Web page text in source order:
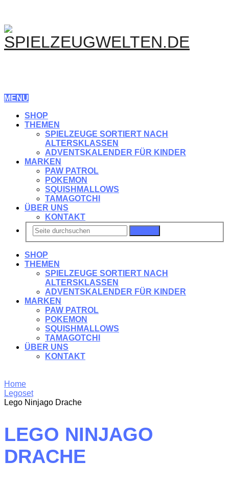
MENU
SHOP
THEMEN
SPIELZEUGE SORTIERT NACH
ALTERSKLASSEN
ADVENTSKALENDER FÜR KINDER
MARKEN
PAW PATROL
POKEMON
SQUISHMALLOWS
TAMAGOTCHI
ÜBER UNS
KONTAKT
SHOP
THEMEN
SPIELZEUGE SORTIERT NACH
ALTERSKLASSEN
ADVENTSKALENDER FÜR KINDER
MARKEN
PAW PATROL
POKEMON
SQUISHMALLOWS
TAMAGOTCHI
ÜBER UNS
KONTAKT
Home
Legoset
Lego Ninjago Drache
LEGO NINJAGO
DRACHE